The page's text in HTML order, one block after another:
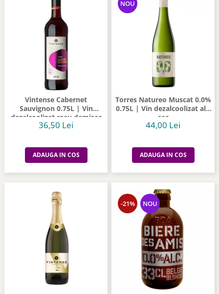
Vintense Cabernet
Sauvignon 0.75L | Vin
dezalcoolizat rosu demisec
36,50 Lei
ADAUGA IN COS
NOU
Torres Natureo Muscat 0.0%
0.75L | Vin dezalcoolizat alb
sec
44,00 Lei
ADAUGA IN COS
-21% NOU